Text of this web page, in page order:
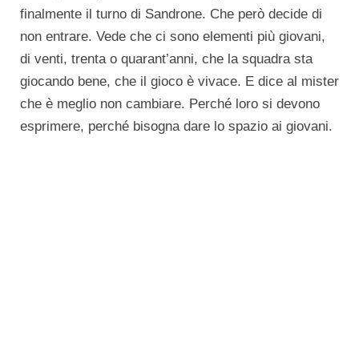
finalmente il turno di Sandrone. Che però decide di
non entrare. Vede che ci sono elementi più giovani,
di venti, trenta o quarant’anni, che la squadra sta
giocando bene, che il gioco è vivace. E dice al mister
che è meglio non cambiare. Perché loro si devono
esprimere, perché bisogna dare lo spazio ai giovani.